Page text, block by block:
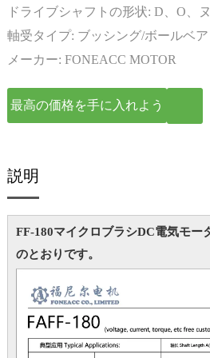
ドライブシャフトの形状: D、O、
タマイズ
軸受タイプ: ブッシング/ボールベ
メーカー: FONEACC MOTOR
最高の価格を手に入れよう
説明
FF-180マイクロブラシDC電気モー
のとおりです。